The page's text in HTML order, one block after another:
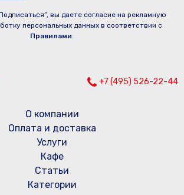
вы даете согласие на рекламную
персональных данных в соответствии с
Правилами.
+7 (495) 526-22-44
О компании
Оплата и доставка
Услуги
Кафе
Статьи
Категории